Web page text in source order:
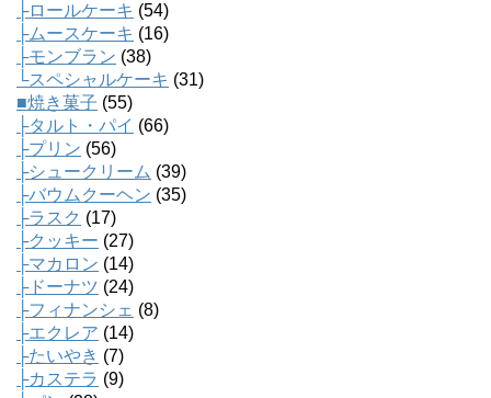
├ロールケーキ (54)
├ムースケーキ (16)
├モンブラン (38)
└スペシャルケーキ (31)
■焼き菓子 (55)
├タルト・パイ (66)
├プリン (56)
├シュークリーム (39)
├バウムクーヘン (35)
├ラスク (17)
├クッキー (27)
├マカロン (14)
├ドーナツ (24)
├フィナンシェ (8)
├エクレア (14)
├たいやき (7)
├カステラ (9)